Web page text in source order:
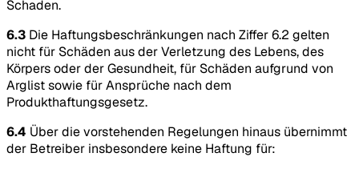
Schaden.
6.3 Die Haftungsbeschränkungen nach Ziffer 6.2 gelten
nicht für Schäden aus der Verletzung des Lebens, des
Körpers oder der Gesundheit, für Schäden aufgrund von
Arglist sowie für Ansprüche nach dem
Produkthaftungsgesetz.
6.4 Über die vorstehenden Regelungen hinaus übernimmt
der Betreiber insbesondere keine Haftung für: